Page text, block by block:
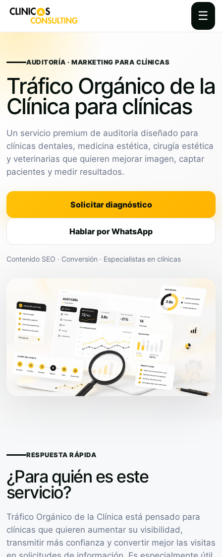
☰
contentAUDITORÍA · MARKETING PARA CLÍNICAS
Tráfico Orgánico de la
Clínica para clínicas
Un servicio premium de auditoría diseñado para
clínicas dentales, medicina estética, cirugía estética
y veterinarias que quieren mejorar imagen, captar
pacientes y medir resultados.
Solicitar diagnóstico
Hablar por WhatsApp
Contenido SEO · Conversión · Especialistas en clínicas
RESPUESTA RÁPIDA
¿Para quién es este
servicio?
Tráfico Orgánico de la Clínica está pensado para
clínicas que quieren aumentar su visibilidad,
transmitir más confianza y convertir mejor las visitas